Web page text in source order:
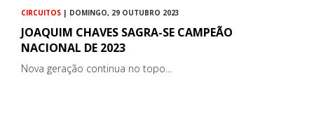
CIRCUITOS | DOMINGO, 29 OUTUBRO 2023
JOAQUIM CHAVES SAGRA-SE CAMPEÃO
NACIONAL DE 2023
Nova geração continua no topo...